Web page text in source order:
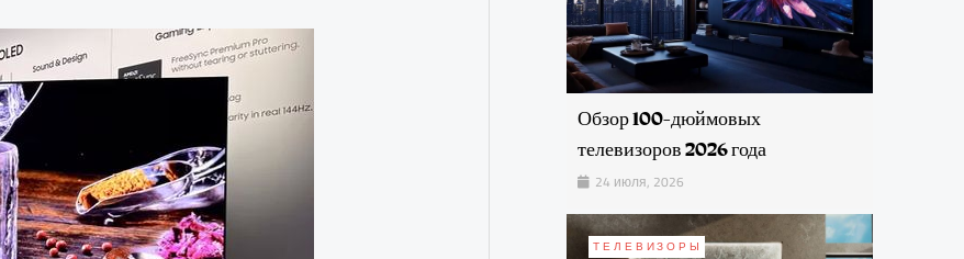
Обзор 100-дюймовых
телевизоров 2026 года
24 июля, 2026
ТЕЛЕВИЗОРЫ